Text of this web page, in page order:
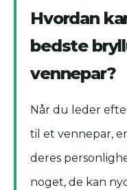
Hvordan
bedste
vennepar?
Når du leder
til et vennepar,
deres
noget, de kan